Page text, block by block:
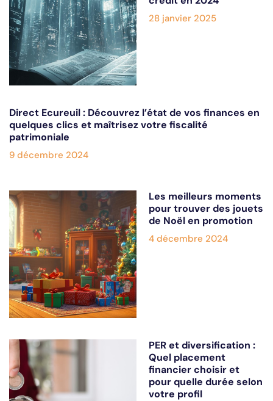
28 janvier 2025
Direct Ecureuil : Découvrez l’état de vos finances en
quelques clics et maîtrisez votre fiscalité
patrimoniale
9 décembre 2024
Les meilleurs moments
pour trouver des jouets
de Noël en promotion
4 décembre 2024
PER et diversification :
Quel placement
financier choisir et
pour quelle durée selon
votre profil